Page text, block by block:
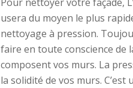
usera du moyen le plus
nettoyage à pression.
faire en toute conscience de
composent vos murs. La
la solidité de vos murs. C’est